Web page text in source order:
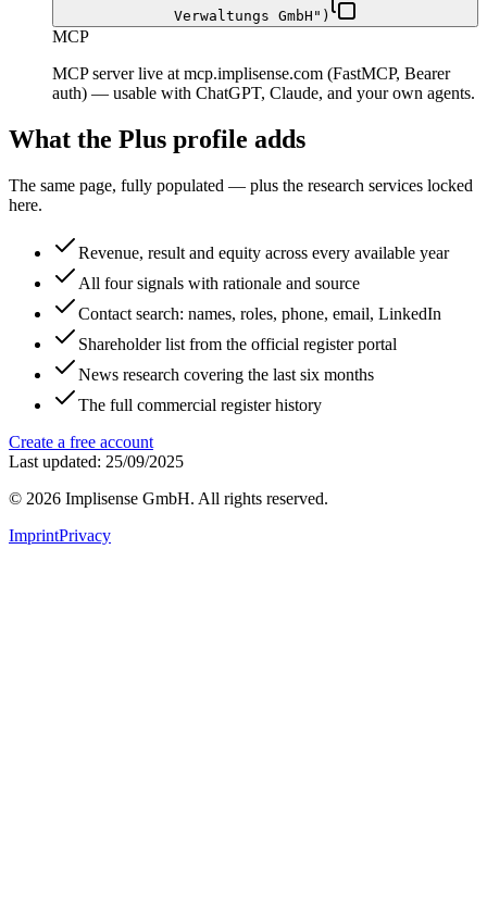
Verwaltungs GmbH")
MCP
MCP server live at mcp.implisense.com (FastMCP, Bearer
auth) — usable with ChatGPT, Claude, and your own agents.
What the Plus profile adds
The same page, fully populated — plus the research services locked
here.
Revenue, result and equity across every available year
All four signals with rationale and source
Contact search: names, roles, phone, email, LinkedIn
Shareholder list from the official register portal
News research covering the last six months
The full commercial register history
Create a free account
Last updated: 25/09/2025
© 2026 Implisense GmbH. All rights reserved.
ImprintPrivacy